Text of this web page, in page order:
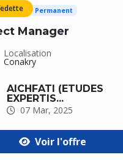
plein / Permanent
Manager
Localisation
Conakry
AICHFATI (ETUDES
EXPERTIS...
07 Mar, 2025
Voir l'offre